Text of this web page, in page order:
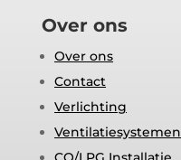
Over ons
Over ons
Contact
Verlichting
Ventilatiesystemen